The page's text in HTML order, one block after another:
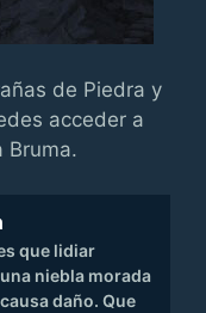
de Piedra y
acceder a
Bruma.
que lidiar
niebla morada
daño. Que